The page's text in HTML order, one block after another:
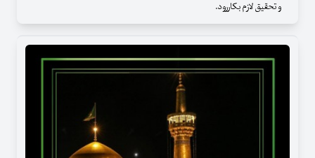
و تحقیق لازم بکاررود.